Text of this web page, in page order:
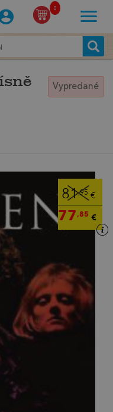
0
Vypredané
81,95 €
77,85 €